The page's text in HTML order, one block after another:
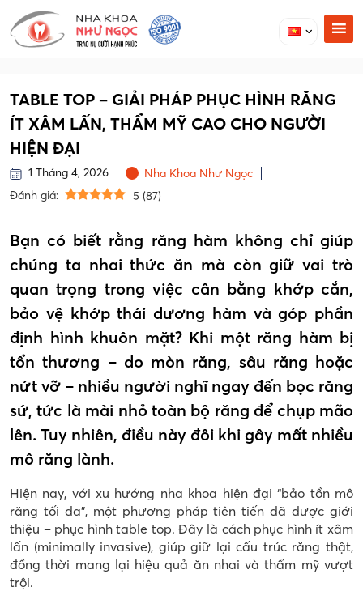
TABLE TOP – GIẢI PHÁP PHỤC HÌNH RĂNG
ÍT XÂM LẤN, THẨM MỸ CAO CHO NGƯỜI
HIỆN ĐẠI
1 Tháng 4, 2026
Nha Khoa Như Ngọc
Đánh giá:
5 (87)
Bạn có biết rằng răng hàm không chỉ giúp
chúng ta nhai thức ăn mà còn giữ vai trò
quan trọng trong việc cân bằng khớp cắn,
bảo vệ khớp thái dương hàm và góp phần
định hình khuôn mặt? Khi một răng hàm bị
tổn thương – do mòn răng, sâu răng hoặc
nứt vỡ – nhiều người nghĩ ngay đến bọc răng
sứ, tức là mài nhỏ toàn bộ răng để chụp mão
lên. Tuy nhiên, điều này đôi khi gây mất nhiều
mô răng lành.
Hiện nay, với xu hướng nha khoa hiện đại “bảo tồn mô
răng tối đa”, một phương pháp tiên tiến đã được giới
thiệu – phục hình table top. Đây là cách phục hình ít xâm
lấn (minimally invasive), giúp giữ lại cấu trúc răng thật,
đồng thời mang lại hiệu quả ăn nhai và thẩm mỹ vượt
trội.